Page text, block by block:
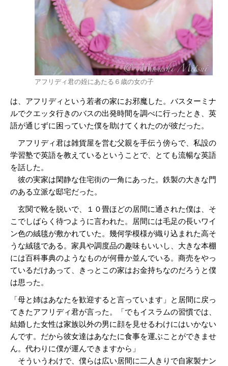
アフリディ君の姪にあたる６歳の女の子
は、アフリディという若者の家にお邪魔した。バスターミナ
ルでクエッタ行きのバスの出発時間を調べに行ったとき、英
語が通じずに困っていた僕を助けてくれたのが彼だった。
アフリディ君は雑貨屋を営む父親を手伝う傍らで、私設の
学習塾で英語を教えているということで、とても流暢な英語
を話した。
彼の実家は閑静な住宅街の一角にあった。鉄製の大きな門
のある立派な邸宅だった。
玄関で靴を脱いで、１０畳ほどの居間に通された僕は、そ
こでしばらく待つように言われた。居間には毛足の長いワイ
ン色の絨毯が敷かれていた。幾何学模様が織り込まれた高そ
うな絨毯である。家具や調度品の趣味もいいし、大きな本棚
には百科事典のようなものが何冊か並んでいる。商売をやっ
ているだけあって、きっとこの家はお金持ちなのだろうと僕
は思った。
「母と姉はあなたを歓迎すると言っています」と居間に戻っ
てきたアフリディ君が言った。「でもイスラムの習慣では、
結婚した女性は家族以外の男に顔を見せるわけにはいかない
んです。だから彼女達はあなたに食事を運ぶことができませ
ん。代わりに僕が運んできますから」
そういうわけで、僕らは広い居間に二人きりで自家製ナン